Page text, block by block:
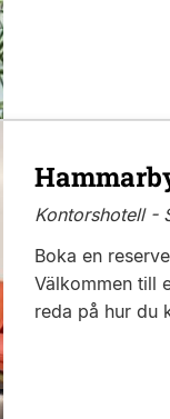
Kontorshotell -
Boka en
Välkommen till
reda på hur du